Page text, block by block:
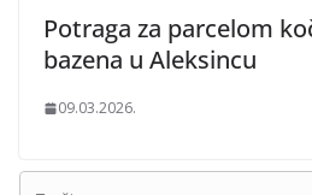
Potraga za parcelom
bazena u Aleksincu
09.03.2026.